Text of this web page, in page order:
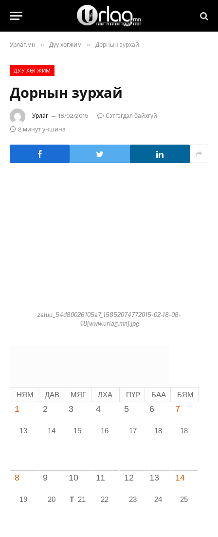
Урлаг.мн » Дуу хөгжим » Дорнын зурхай
ДУУ ХӨГЖИМ
Дорнын зурхай
Урлаг 18/02/2015
Сэтгэгдэл байхгүй
2 минут уншина
zaluu_54d80026105a7_15852074772015-02-18-08-
48[www.urlag.mn].jpg
НЯМ ДАВ МЯГ ЛХА ПҮР БАА БЯМ
1
13
2
14
3
15
4
16
5
17
6
18
7
18
8
19
9
20
10
Т 21
11
22
12
23
13
24
14
25